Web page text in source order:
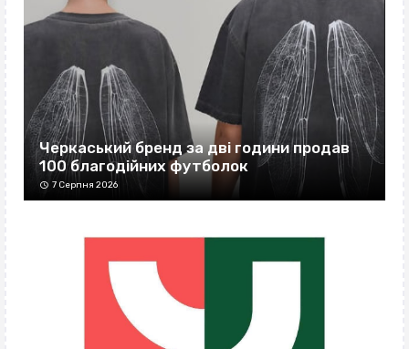
Черкаський бренд за дві години продав
100 благодійних футболок
7 Серпня 2026